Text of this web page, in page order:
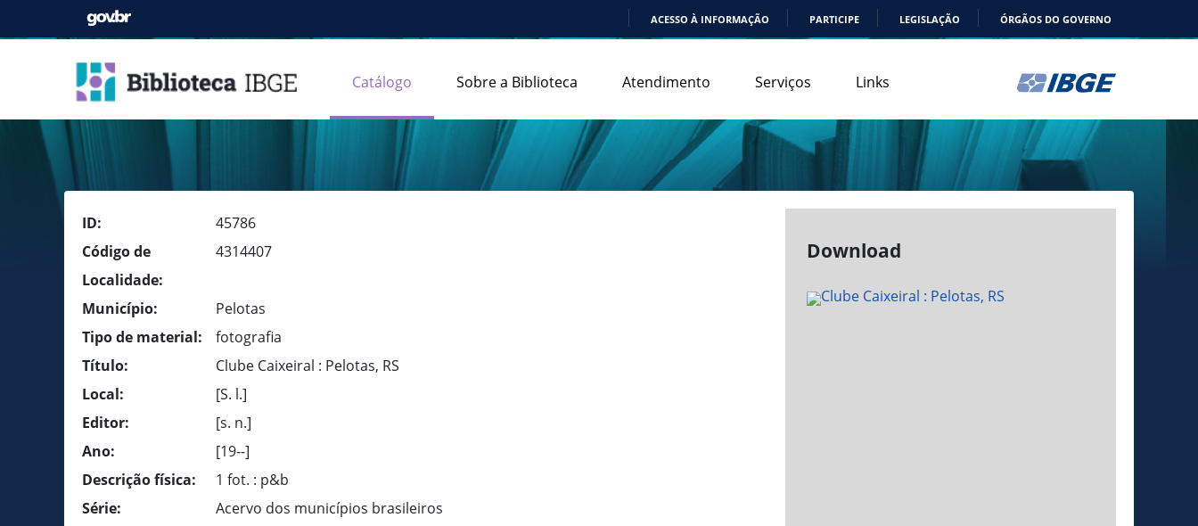
ACESSO À INFORMAÇÃO PARTICIPE LEGISLAÇÃO ÓRGÃOS DO GOVERNO
Catálogo Sobre a Biblioteca Atendimento Serviços Links
ID:
45786
Código de
Localidade:
4314407
Município:
Pelotas
Tipo de material:
fotografia
Título:
Clube Caixeiral : Pelotas, RS
Local:
[S. l.]
Editor:
[s. n.]
Ano:
[19--]
Descrição física:
1 fot. : p&b
Série:
Acervo dos municípios brasileiros
Download